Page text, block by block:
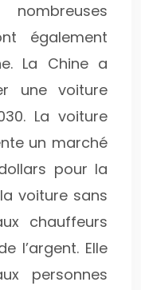
également
La Chine a
une voiture
La voiture
un marché
pour la
voiture sans
chauffeurs
l’argent. Elle
personnes